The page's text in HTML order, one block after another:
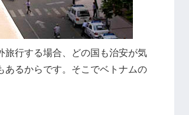
旅行する場合、どの国も治安が気
あるからです。そこでベトナムの